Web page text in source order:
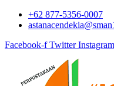
+62 877-5356-0007
Facebook-f Twitter Instagram